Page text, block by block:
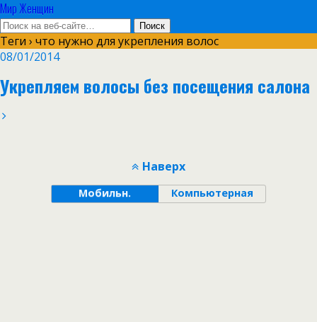
Мир Женщин
Теги › что нужно для укрепления волос
08/01/2014
Укрепляем волосы без посещения салона
Наверх
Мобильн. Компьютерная